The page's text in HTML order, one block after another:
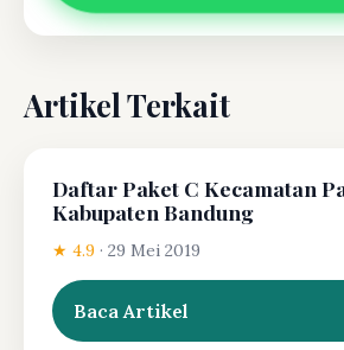
Artikel Terkait
Daftar Paket C Kecamatan
Kabupaten Bandung
★ 4.9 · 29 Mei 2019
Baca Artikel